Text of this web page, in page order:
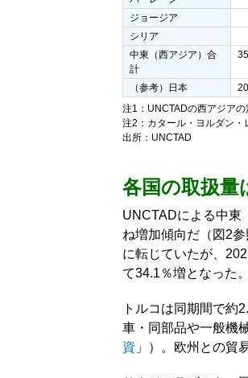
ジョージア
シリア
中東（西アジア）合
計
（参考）日本
注1：UNCTADの西アジアの
注2：カタール・ヨルダン
出所：UNCTAD
各国の取扱量
UNCTADによる中東
ね増加傾向だ（図2
に転じていたが、
て34.1％増となった
トルコは同期間で約
車・同部品や一般機
資 」）。欧州との貿